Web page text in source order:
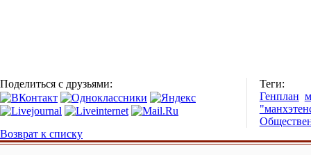
Поделиться с друзьями:
Теги:
Генплан
Возврат к списку